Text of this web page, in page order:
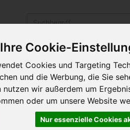
Cookie-
Cookies und Targeting
und die Werbung, die Sie
nutzen wir außerdem um
oder um unsere Website
Nur essenzielle Cookies
& Schulen Liefergebiet